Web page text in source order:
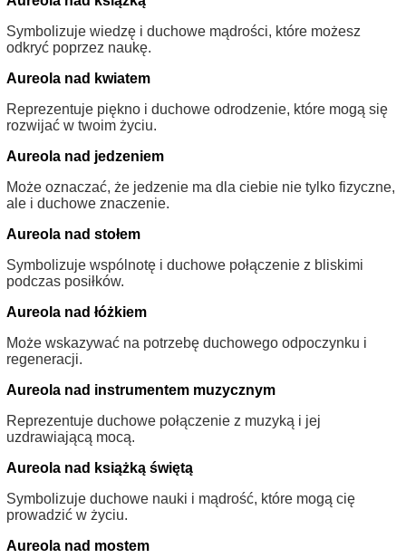
Symbolizuje wiedzę i duchowe mądrości, które możesz
odkryć poprzez naukę.
Aureola nad kwiatem
Reprezentuje piękno i duchowe odrodzenie, które mogą się
rozwijać w twoim życiu.
Aureola nad jedzeniem
Może oznaczać, że jedzenie ma dla ciebie nie tylko fizyczne,
ale i duchowe znaczenie.
Aureola nad stołem
Symbolizuje wspólnotę i duchowe połączenie z bliskimi
podczas posiłków.
Aureola nad łóżkiem
Może wskazywać na potrzebę duchowego odpoczynku i
regeneracji.
Aureola nad instrumentem muzycznym
Reprezentuje duchowe połączenie z muzyką i jej
uzdrawiającą mocą.
Aureola nad książką świętą
Symbolizuje duchowe nauki i mądrość, które mogą cię
prowadzić w życiu.
Aureola nad mostem